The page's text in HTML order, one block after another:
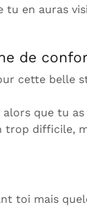
en auras
de
cette belle
alors que tu
trop difficile,
toi mais